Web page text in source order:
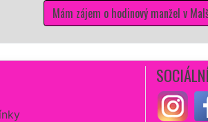
manžel v Malšovicích